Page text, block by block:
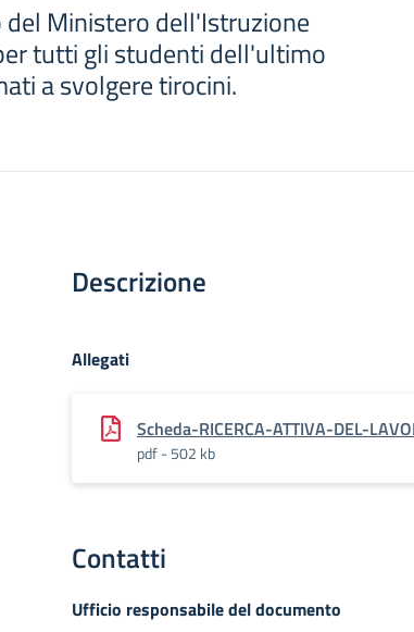
del Ministero dell'Istruzione
tutti gli studenti dell'ultimo
a svolgere tirocini.
Descrizione
Allegati
Scheda-RICERCA-ATTIVA-DEL-
pdf - 502 kb
Contatti
Ufficio responsabile del documento